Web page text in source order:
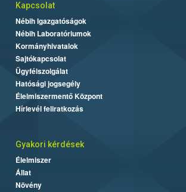
Kapcsolat
Nébih Igazgatóságok
Nébih Laboratóriumok
Kormányhivatalok
Sajtókapcsolat
Ügyfélszolgálat
Hatósági jogsegély
Élelmiszermentő Központ
Hírlevél feliratkozás
Gyakori kérdések
Élelmiszer
Állat
Növény